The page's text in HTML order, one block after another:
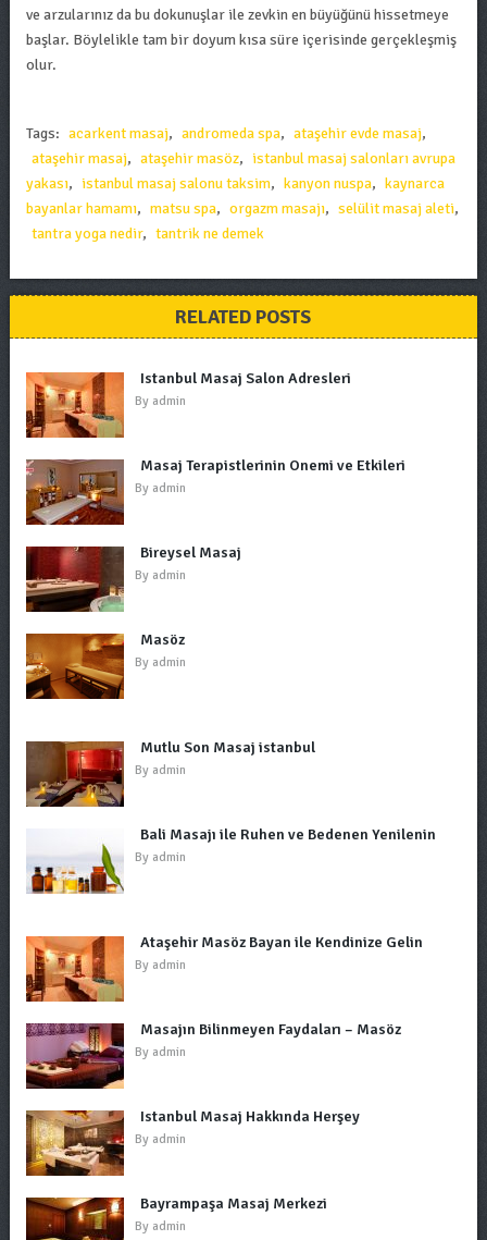
ve arzularınız da bu dokunuşlar ile zevkin en büyüğünü hissetmeye
başlar. Böylelikle tam bir doyum kısa süre içerisinde gerçekleşmiş
olur.
Tags: acarkent masaj, andromeda spa, ataşehir evde masaj,
ataşehir masaj, ataşehir masöz, istanbul masaj salonları avrupa
yakası, istanbul masaj salonu taksim, kanyon nuspa, kaynarca
bayanlar hamamı, matsu spa, orgazm masajı, selülit masaj aleti,
tantra yoga nedir, tantrik ne demek
RELATED POSTS
Istanbul Masaj Salon Adresleri
By admin
Masaj Terapistlerinin Önemi ve Etkileri
By admin
Bireysel Masaj
By admin
Masöz
By admin
Mutlu Son Masaj istanbul
By admin
Bali Masajı ile Ruhen ve Bedenen Yenilenin
By admin
Ataşehir Masöz Bayan ile Kendinize Gelin
By admin
Masajın Bilinmeyen Faydaları – Masöz
By admin
Istanbul Masaj Hakkında Herşey
By admin
Bayrampaşa Masaj Merkezi
By admin